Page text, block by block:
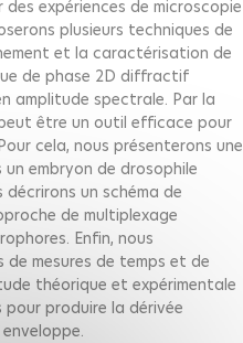
expériences de microscopie
plusieurs techniques de
et la caractérisation de
de phase 2D diffractif
amplitude spectrale. Par la
être un outil efficace pour
cela, nous présenterons une
embryon de drosophile
un schéma de
de multiplexage
Enfin, nous
mesures de temps et de
théorique et expérimentale
produire la dérivée